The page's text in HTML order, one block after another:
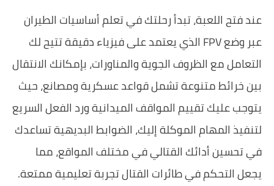
عند فتح اللعبة، تبدأ رحلتك في تعلم أساسيات الطيران
عبر وضع FPV الذي يعتمد على فيزياء دقيقة تتيح لك
التعامل مع الظروف الجوية والمناورات، بإمكانك الانتقال
بين خرائط متنوعة تشمل قواعد عسكرية ومصانع، حيث
يتوجب عليك تقييم المواقف الميدانية ورد الفعل السريع
لتنفيذ المهام الموكلة إليك، الضوابط البديهية تساعدك
في تحسين أدائك القتالي في مختلف المواقع، مما
يجعل التحكم في طائرات القتال تجربة تعليمية ممتعة.